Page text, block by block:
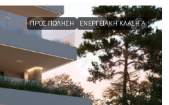
ΠΡΟΣ ΠΏΛΗΣΗ ΕΝΕΡΓΕΙΑΚΉ ΚΛΆΣΗ Α